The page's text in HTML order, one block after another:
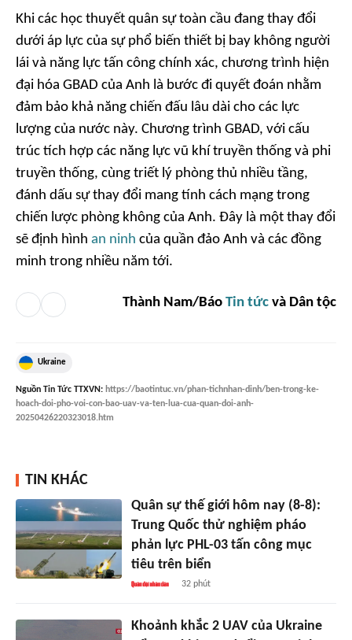
Khi các học thuyết quân sự toàn cầu đang thay đổi
dưới áp lực của sự phổ biến thiết bị bay không người
lái và năng lực tấn công chính xác, chương trình hiện
đại hóa GBAD của Anh là bước đi quyết đoán nhằm
đảm bảo khả năng chiến đấu lâu dài cho các lực
lượng của nước này. Chương trình GBAD, với cấu
trúc tích hợp các năng lực vũ khí truyền thống và phi
truyền thống, cùng triết lý phòng thủ nhiều tầng,
đánh dấu sự thay đổi mang tính cách mạng trong
chiến lược phòng không của Anh. Đây là một thay đổi
sẽ định hình an ninh của quần đảo Anh và các đồng
minh trong nhiều năm tới.
Thành Nam/Báo Tin tức và Dân tộc
Ukraine
Nguồn Tin Tức TTXVN: https://baotintuc.vn/phan-tichnhan-dinh/ben-trong-ke-
hoach-doi-pho-voi-con-bao-uav-va-ten-lua-cua-quan-doi-anh-
20250426220323018.htm
TIN KHÁC
Quân sự thế giới hôm nay (8-8):
Trung Quốc thử nghiệm pháo
phản lực PHL-03 tấn công mục
tiêu trên biển
32 phút
Khoảnh khắc 2 UAV của Ukraine